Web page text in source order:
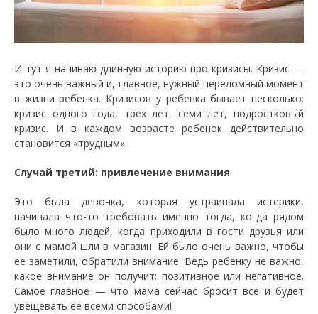
И тут я начинаю длинную историю про кризисы. Кризис —
это очень важный и, главное, нужный переломный момент
в жизни ребенка. Кризисов у ребенка бывает несколько:
кризис одного года, трех лет, семи лет, подростковый
кризис. И в каждом возрасте ребенок действительно
становится «трудным».
Случай третий: привлечение внимания
Это была девочка, которая устраивала истерики,
начинала что-то требовать именно тогда, когда рядом
было много людей, когда приходили в гости друзья или
они с мамой шли в магазин. Ей было очень важно, чтобы
ее заметили, обратили внимание. Ведь ребенку не важно,
какое внимание он получит: позитивное или негативное.
Самое главное — что мама сейчас бросит все и будет
увещевать ее всеми способами!